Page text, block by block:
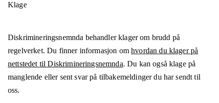
Klage
Diskrimineringsnemnda behandler klager om brudd på
regelverket. Du finner informasjon omhvordan du klager på
nettstedet til Diskrimineringsnemnda. Du kan også klage på
manglende eller sent svar på tilbakemeldinger du har sendt til
oss.